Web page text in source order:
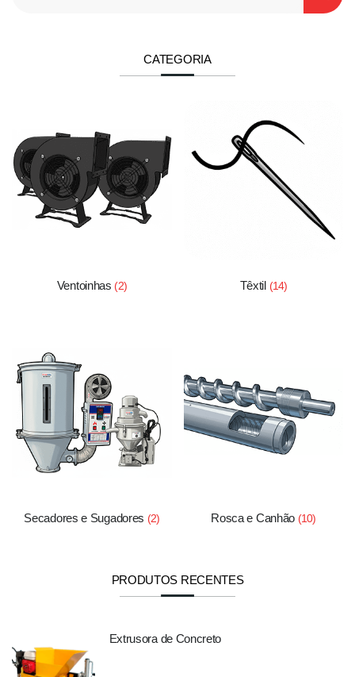
CATEGORIA
Ventoinhas (2) Têxtil (14)
Secadores e Sugadores (2) Rosca e Canhão (10)
PRODUTOS RECENTES
Extrusora de Concreto